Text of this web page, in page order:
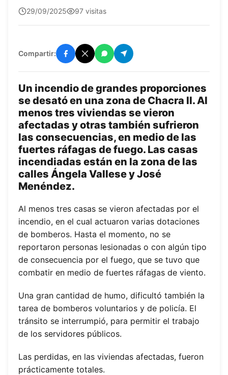
Edit0r29/09/2025 97 visitas
Compartir:
Un incendio de grandes proporciones
se desató en una zona de Chacra II. Al
menos tres viviendas se vieron
afectadas y otras también sufrieron
las consecuencias, en medio de las
fuertes ráfagas de fuego. Las casas
incendiadas están en la zona de las
calles Ángela Vallese y José
Menéndez.
Al menos tres casas se vieron afectadas por el
incendio, en el cual actuaron varias dotaciones
de bomberos. Hasta el momento, no se
reportaron personas lesionadas o con algún tipo
de consecuencia por el fuego, que se tuvo que
combatir en medio de fuertes ráfagas de viento.
Una gran cantidad de humo, dificultó también la
tarea de bomberos voluntarios y de policía. El
tránsito se interrumpió, para permitir el trabajo
de los servidores públicos.
Las perdidas, en las viviendas afectadas, fueron
prácticamente totales.